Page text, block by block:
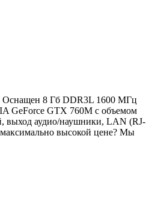
Оснащен 8 Гб DDR3L 1600 МГц
GeForce GTX 760M с объемом
выход аудио/наушники, LAN (RJ-
высокой цене? Мы